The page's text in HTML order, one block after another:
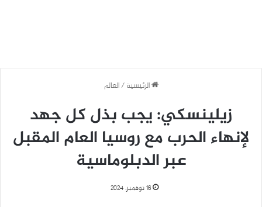
الرئيسية / العالم
زيلينسكي: يجب بذل كل جهد
لإنهاء الحرب مع روسيا العام المقبل
عبر الدبلوماسية
16 نوفمبر، 2024